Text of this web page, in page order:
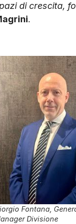
di crescita,
.
Fontana,
Divisione